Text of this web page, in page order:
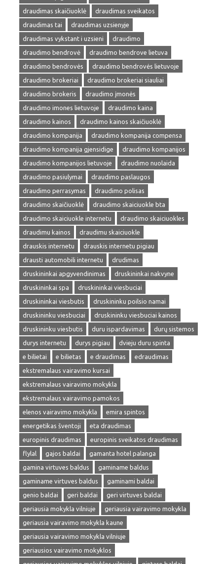
draudimas skaičiuoklė
draudimas sveikatos
draudimas tai
draudimas uzsienyje
draudimas vykstant i uzsieni
draudimo
draudimo bendrovė
draudimo bendrove lietuva
draudimo bendrovės
draudimo bendrovės lietuvoje
draudimo brokeriai
draudimo brokeriai siauliai
draudimo brokeris
draudimo įmonės
draudimo imones lietuvoje
draudimo kaina
draudimo kainos
draudimo kainos skaičiuoklė
draudimo kompanija
draudimo kompanija compensa
draudimo kompanija gjensidige
draudimo kompanijos
draudimo kompanijos lietuvoje
draudimo nuolaida
draudimo pasiulymai
draudimo paslaugos
draudimo perrasymas
draudimo polisas
draudimo skaičiuoklė
draudimo skaiciuokle bta
draudimo skaiciuokle internetu
draudimo skaiciuokles
draudimu kainos
draudimu skaiciuokle
drauskis internetu
drauskis internetu pigiau
drausti automobili internetu
drudimas
druskininkai apgyvendinimas
druskininkai nakvyne
druskininkai spa
druskininkai viesbuciai
druskininkai viesbutis
druskininku poilsio namai
druskininku viesbuciai
druskininku viesbuciai kainos
druskininku viesbutis
duru ispardavimas
durų sistemos
durys internetu
durys pigiau
dvieju duru spinta
e bilietai
e bilietas e draudimas
edraudimas
ekstremalaus vairavimo kursai
ekstremalaus vairavimo mokykla
ekstremalaus vairavimo pamokos
elenos vairavimo mokykla
emira spintos
energetikas šventoji
eta draudimas
europinis draudimas
europinis sveikatos draudimas
flylal
gajos baldai
gamanta hotel palanga
gamina virtuves baldus
gaminame baldus
gaminame virtuves baldus
gaminami baldai
genio baldai
geri baldai
geri virtuves baldai
geriausia mokykla vilniuje
geriausia vairavimo mokykla
geriausia vairavimo mokykla kaune
geriausia vairavimo mokykla vilniuje
geriausios vairavimo mokyklos